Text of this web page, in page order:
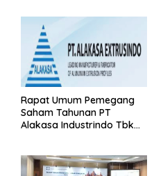
Rapat Umum Pemegang
Saham Tahunan PT
Alakasa Industrindo Tbk